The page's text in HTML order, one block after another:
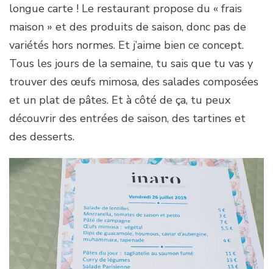
longue carte ! Le restaurant propose du « frais
maison » et des produits de saison, donc pas de
variétés hors normes. Et j’aime bien ce concept.
Tous les jours de la semaine, tu sais que tu vas y
trouver des œufs mimosa, des salades composées
et un plat de pâtes. Et à côté de ça, tu peux
découvrir des entrées de saison, des tartines et
des desserts.